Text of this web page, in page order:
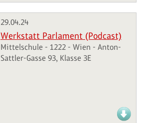
29.04.24
Werkstatt Parlament (Podcast)
Mittelschule - 1222 - Wien - Anton-
Sattler-Gasse 93, Klasse 3E